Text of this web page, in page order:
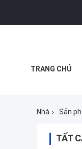
TRANG CHỦ
Nhà Sản
TẤT